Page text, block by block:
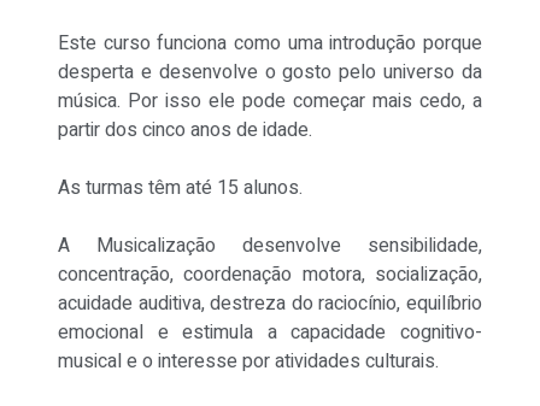
Este curso funciona como uma introdução porque
desperta e desenvolve o gosto pelo universo da
música. Por isso ele pode começar mais cedo, a
partir dos cinco anos de idade.
As turmas têm até 15 alunos.
A Musicalização desenvolve sensibilidade,
concentração, coordenação motora, socialização,
acuidade auditiva, destreza do raciocínio, equilíbrio
emocional e estimula a capacidade cognitivo-
musical e o interesse por atividades culturais.